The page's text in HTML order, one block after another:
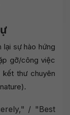
lại sự hào hứng
gỡ/công việc
thư chuyên
/ "Best